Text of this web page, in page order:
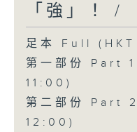
「強」！ /
足本 Full
第一部份 Part
11:00)
第二部份 Part
12:00)